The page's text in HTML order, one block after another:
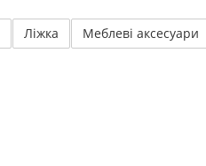
Ліжка Меблеві аксесуари